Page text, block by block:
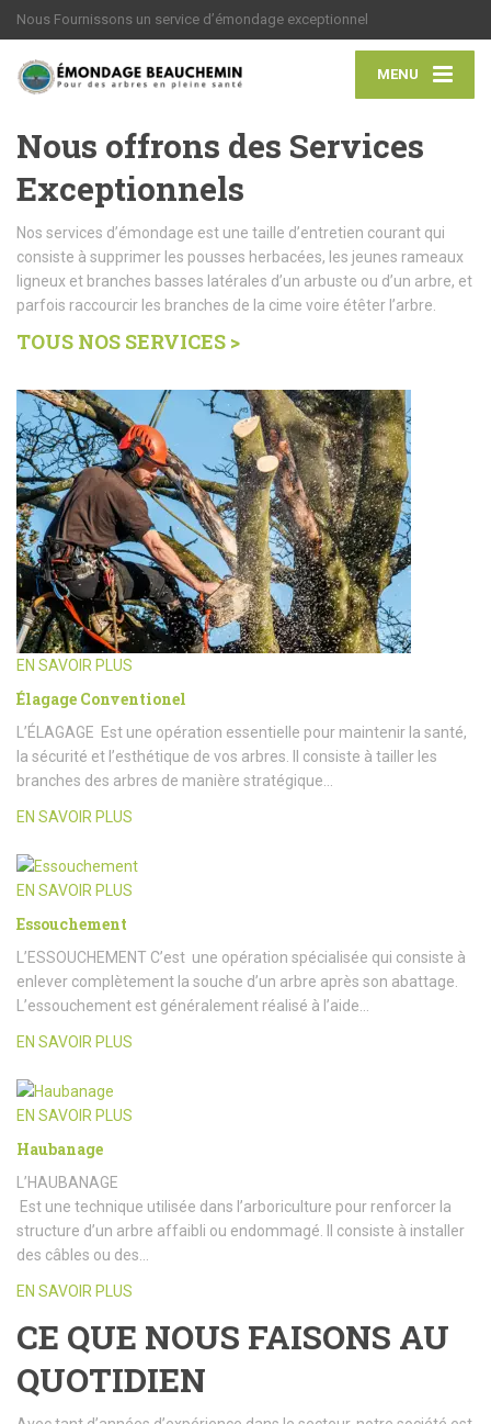
Nous Fournissons un service d’émondage exceptionnel
MENU
Nous offrons des Services
Exceptionnels
Nos services d’émondage est une taille d’entretien courant qui
consiste à supprimer les pousses herbacées, les jeunes rameaux
ligneux et branches basses latérales d’un arbuste ou d’un arbre, et
parfois raccourcir les branches de la cime voire étêter l’arbre.
TOUS NOS SERVICES >
EN SAVOIR PLUS
Élagage Conventionel
L’ÉLAGAGE Est une opération essentielle pour maintenir la santé,
la sécurité et l’esthétique de vos arbres. Il consiste à tailler les
branches des arbres de manière stratégique…
EN SAVOIR PLUS
EN SAVOIR PLUS
Essouchement
L’ESSOUCHEMENT C’est une opération spécialisée qui consiste à
enlever complètement la souche d’un arbre après son abattage.
L’essouchement est généralement réalisé à l’aide…
EN SAVOIR PLUS
EN SAVOIR PLUS
Haubanage
L’HAUBANAGE
Est une technique utilisée dans l’arboriculture pour renforcer la
structure d’un arbre affaibli ou endommagé. Il consiste à installer
des câbles ou des…
EN SAVOIR PLUS
CE QUE NOUS FAISONS AU
QUOTIDIEN